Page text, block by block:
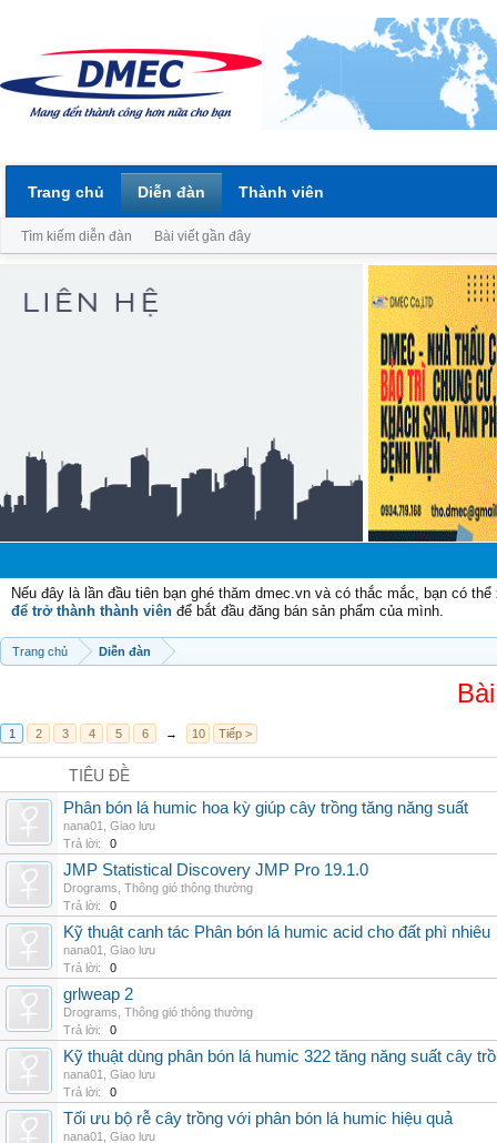
Nếu đây là lần đầu tiên bạn ghé thăm dmec.vn và có thắc mắc, bạn có
để trở thành thành viên để bắt đầu đăng bán sản phẩm của mình.
Trang chủ Diễn đàn
1 2 3 4 5 6 → 10 Tiếp >
TIÊU ĐỀ
Phân bón lá humic hoa kỳ giúp cây trồng tăng năng suất
nana01
Giao lưu
Trả lời:
0
JMP Statistical Discovery JMP Pro 19.1.0
Drograms Thông gió thông thường
Trả lời:
0
Kỹ thuật canh tác Phân bón lá humic acid cho đất phì nhiêu
nana01
Giao lưu
Trả lời:
0
grlweap 2
Drograms Thông gió thông thường
Trả lời:
0
Kỹ thuật dùng phân bón lá humic 322 tăng năng suất cây
nana01
Giao lưu
Trả lời:
0
Tối ưu bộ rễ cây trồng với phân bón lá humic hiệu quả
nana01
Giao lưu
Trang chủ Diễn đàn
Tìm kiếm diễn đàn Bài viết gần đây
Thành viên